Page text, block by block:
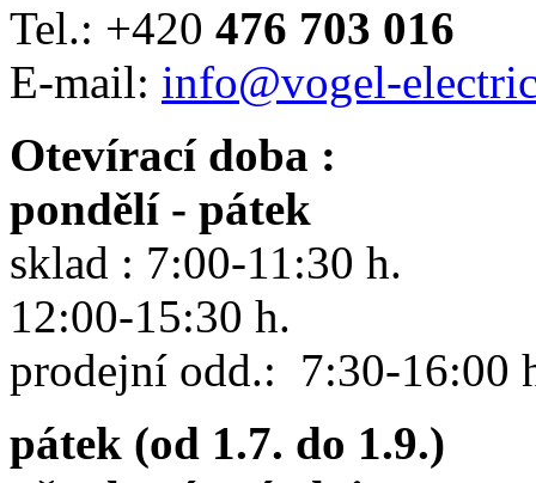
Tel.: +420 476 703 016
E-mail: info@vogel-
Otevírací doba :
pondělí - pátek
sklad : 7:00-11:30 h.
12:00-15:30 h.
prodejní odd.: 7:30-16:00
pátek (od 1.7. do 1.9.)